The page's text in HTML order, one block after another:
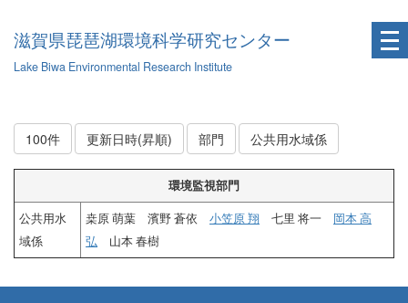
滋賀県琵琶湖環境科学研究センター
Lake Biwa Environmental Research Institute
100件 更新日時(昇順) 部門 公共用水域係
環境監視部門
公共用水
域係
桒原 萌葉 濱野 蒼依 小笠原 翔 七里 将一 岡本 高
弘 山本 春樹